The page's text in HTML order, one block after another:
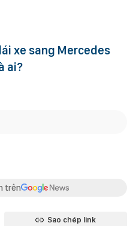
xe sang Mercedes
ai?
trên
Sao chép link